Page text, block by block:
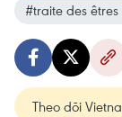
#traite des
Theo dõi